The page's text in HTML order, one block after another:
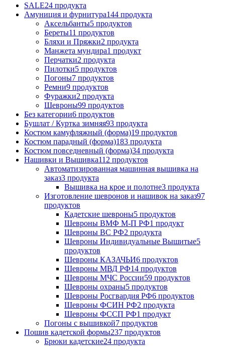
SALE24 продукта
Амуниция и фурнитура144 продукта
Аксельбанты5 продуктов
Береты11 продуктов
Бляхи и Пряжки2 продукта
Манжета мундира1 продукт
Перчатки2 продукта
Пилотки5 продуктов
Погоны7 продуктов
Ремни9 продуктов
Фуражки2 продукта
Шевроны99 продуктов
Без категории6 продуктов
Бушлат / Куртка зимняя93 продукта
Костюм камуфляжный (форма)19 продуктов
Костюм парадный (форма)183 продукта
Костюм повседневный (форма)34 продукта
Нашивки и Вышивка112 продуктов
Автоматизированная машинная вышивка на
заказ3 продукта
Вышивка на крое и полотне3 продукта
Изготовление шевронов и нашивок на заказ97
продуктов
Кадетские шевроны5 продуктов
Шевроны ВМФ М-П РФ1 продукт
Шевроны ВС РФ2 продукта
Шевроны Индивидуальные Вышитые5
продуктов
Шевроны КАЗАЧЬИ6 продуктов
Шевроны МВД РФ14 продуктов
Шевроны МЧС России59 продуктов
Шевроны охраны5 продуктов
Шевроны Росгвардия РФ6 продуктов
Шевроны ФСИН РФ2 продукта
Шевроны ФССП РФ1 продукт
Погоны с вышивкой7 продуктов
Пошив кадетской формы237 продуктов
Брюки кадетские24 продукта